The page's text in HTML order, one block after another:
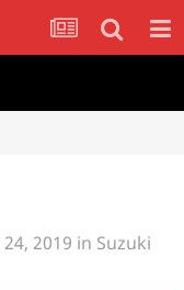
2019 in Suzuki